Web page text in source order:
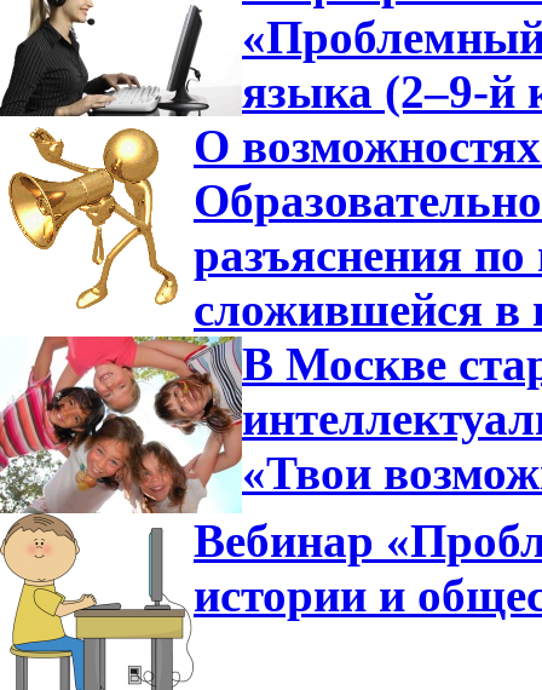
«Проблемный
языка (2–9-й
О
разъяснения по
сложившейся в
В Москве
«Твои
Вебинар
истории и